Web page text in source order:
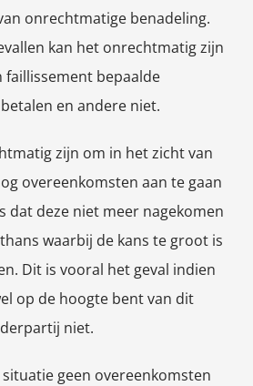
onrechtmatige benadeling.
kan het onrechtmatig zijn
faillissement bepaalde
en andere niet.
zijn om in het zicht van
overeenkomsten aan te gaan
dat deze niet meer nagekomen
waarbij de kans te groot is
Dit is vooral het geval indien
op de hoogte bent van dit
niet.
geen overeenkomsten